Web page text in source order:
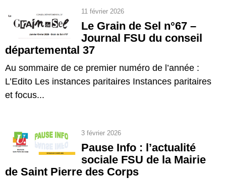
11 février 2026
Le Grain de Sel n°67 –
Journal FSU du conseil
départemental 37
Au sommaire de ce premier numéro de l’année :
L’Edito Les instances paritaires Instances paritaires
et focus...
3 février 2026
Pause Info : l’actualité
sociale FSU de la Mairie
de Saint Pierre des Corps